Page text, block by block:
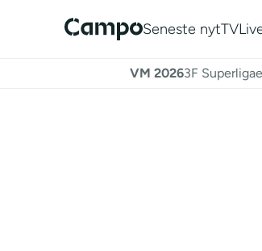
Seneste nytTV
VM 20263F